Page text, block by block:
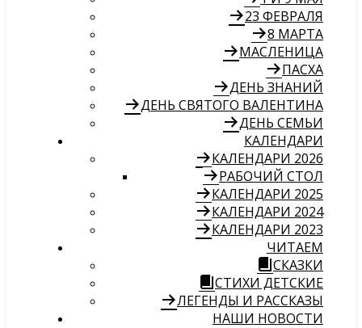
23 ФЕВРАЛЯ
8 МАРТА
МАСЛЕНИЦА
ПАСХА
ДЕНЬ ЗНАНИЙ
ДЕНЬ СВЯТОГО ВАЛЕНТИНА
ДЕНЬ СЕМЬИ
КАЛЕНДАРИ
КАЛЕНДАРИ 2026
РАБОЧИЙ СТОЛ
КАЛЕНДАРИ 2025
КАЛЕНДАРИ 2024
КАЛЕНДАРИ 2023
ЧИТАЕМ
СКАЗКИ
СТИХИ ДЕТСКИЕ
ЛЕГЕНДЫ И РАССКАЗЫ
НАШИ НОВОСТИ